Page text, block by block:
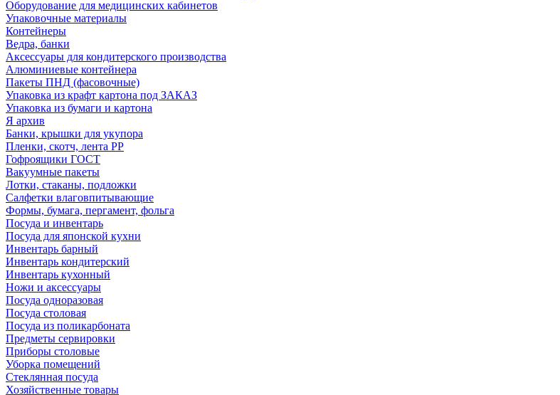
Оборудование для медицинских кабинетов
Упаковочные материалы
Контейнеры
Ведра, банки
Аксессуары для кондитерского производства
Алюминиевые контейнера
Пакеты ПНД (фасовочные)
Упаковка из крафт картона под ЗАКАЗ
Упаковка из бумаги и картона
Я архив
Банки, крышки для укупора
Пленки, скотч, лента РР
Гофроящики ГОСТ
Вакуумные пакеты
Лотки, стаканы, подложки
Салфетки влаговпитывающие
Формы, бумага, пергамент, фольга
Посуда и инвентарь
Посуда для японской кухни
Инвентарь барный
Инвентарь кондитерский
Инвентарь кухонный
Ножи и аксессуары
Посуда одноразовая
Посуда столовая
Посуда из поликарбоната
Предметы сервировки
Приборы столовые
Уборка помещений
Стеклянная посуда
Хозяйственные товары